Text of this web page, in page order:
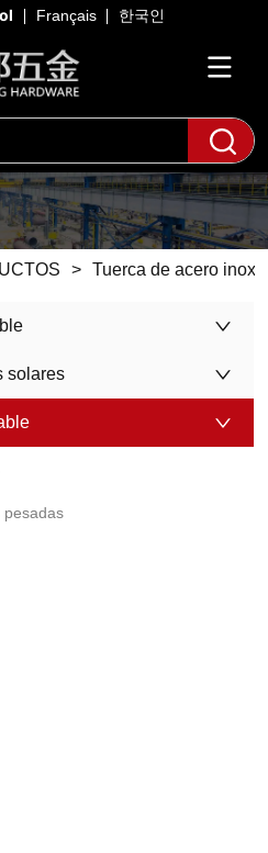
Français 한국인
> Tuerca de acero
solares
pesadas